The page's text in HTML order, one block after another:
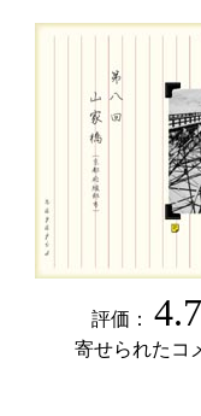
評価：
寄せられたコ